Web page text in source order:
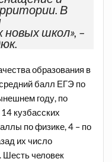
В
школ», –
образования в
балл ЕГЭ по
году, по
кузбасских
по физике, 4 – по
их число
Шесть человек